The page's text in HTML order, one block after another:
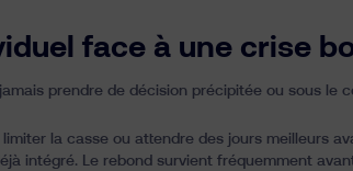
face à une crise
prendre de décision précipitée ou sous le
limiter la casse ou attendre des jours meilleurs
intégré. Le rebond survient fréquemment